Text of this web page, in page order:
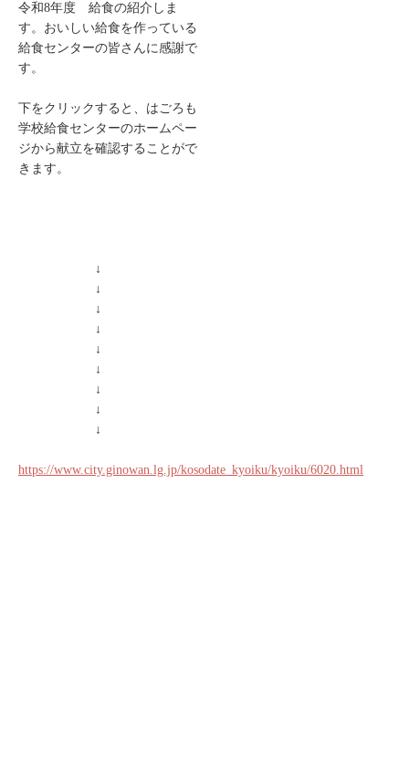
令和8年度 給食の紹介しま
す。おいしい給食を作っている
給食センターの皆さんに感謝で
す。
下をクリックすると、はごろも
学校給食センターのホームペー
ジから献立を確認することがで
きます。
↓
↓
↓
↓
↓
↓
↓
↓
↓
https://www.city.ginowan.lg.jp/kosodate_kyoiku/kyoiku/6020.html